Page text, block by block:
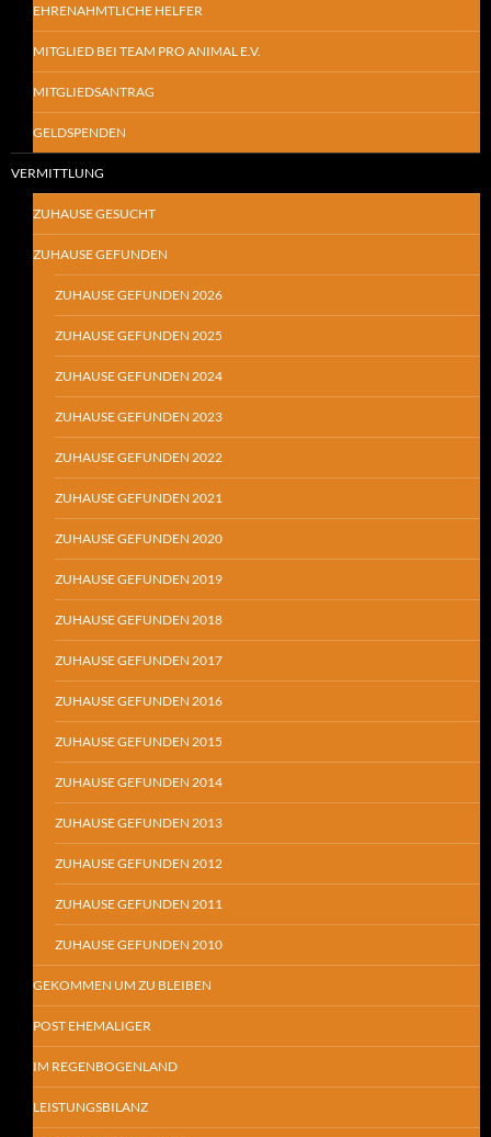
EHRENAHMTLICHE HELFER
MITGLIED BEI TEAM PRO ANIMAL E.V.
MITGLIEDSANTRAG
GELDSPENDEN
VERMITTLUNG
ZUHAUSE GESUCHT
ZUHAUSE GEFUNDEN
ZUHAUSE GEFUNDEN 2026
ZUHAUSE GEFUNDEN 2025
ZUHAUSE GEFUNDEN 2024
ZUHAUSE GEFUNDEN 2023
ZUHAUSE GEFUNDEN 2022
ZUHAUSE GEFUNDEN 2021
ZUHAUSE GEFUNDEN 2020
ZUHAUSE GEFUNDEN 2019
ZUHAUSE GEFUNDEN 2018
ZUHAUSE GEFUNDEN 2017
ZUHAUSE GEFUNDEN 2016
ZUHAUSE GEFUNDEN 2015
ZUHAUSE GEFUNDEN 2014
ZUHAUSE GEFUNDEN 2013
ZUHAUSE GEFUNDEN 2012
ZUHAUSE GEFUNDEN 2011
ZUHAUSE GEFUNDEN 2010
GEKOMMEN UM ZU BLEIBEN
POST EHEMALIGER
IM REGENBOGENLAND
LEISTUNGSBILANZ